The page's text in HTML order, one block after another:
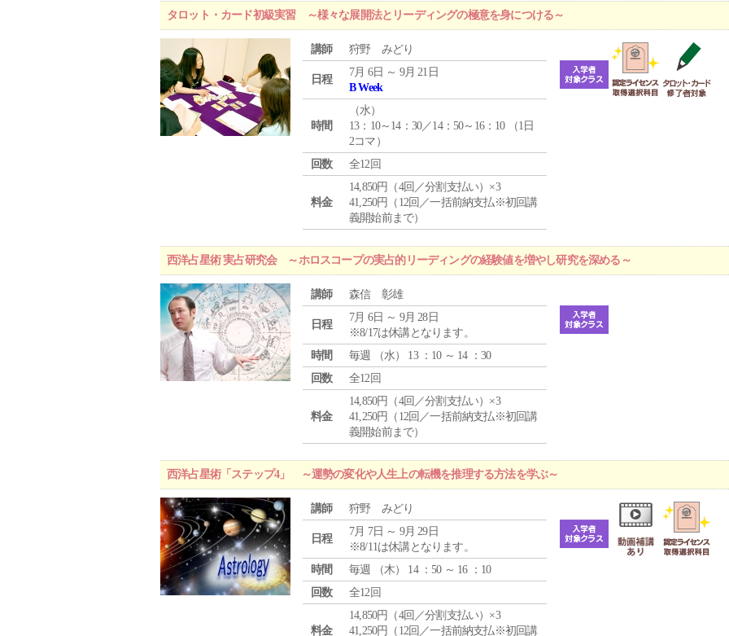
タロット・カード初級実習 ～様々な展開法とリーディングの極意を身につける～
講師 狩野 みどり
日程
7月 6日 ～ 9月 21日
B Week
時間
（水）
13：10～14：30／14：50～16：10 （1日
2コマ）
回数
全12回
料金
14,850円（4回／分割支払い）×3
41,250円（12回／一括前納支払※初回講
義開始前まで）
西洋占星術 実占研究会 ～ホロスコープの実占的リーディングの経験値を増やし研究を深める～
講師 森信 彰雄
日程
7月 6日 ～ 9月 28日
※8/17は休講となります。
時間
毎週 （水） 13 ：10 ～ 14 ：30
回数
全12回
料金
14,850円（4回／分割支払い）×3
41,250円（12回／一括前納支払※初回講
義開始前まで）
西洋占星術「ステップ4」 ～運勢の変化や人生上の転機を推理する方法を学ぶ～
講師 狩野 みどり
日程
7月 7日 ～ 9月 29日
※8/11は休講となります。
時間
毎週 （木） 14 ：50 ～ 16 ：10
回数
全12回
料金
14,850円（4回／分割支払い）×3
41,250円（12回／一括前納支払※初回講